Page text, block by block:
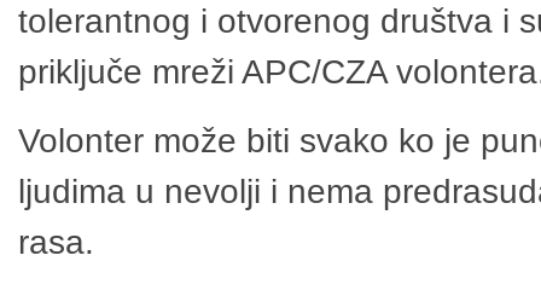
tolerantnog i otvorenog društva i
priključe mreži APC/CZA
Volonter može biti svako ko je
ljudima u nevolji i nema
rasa.